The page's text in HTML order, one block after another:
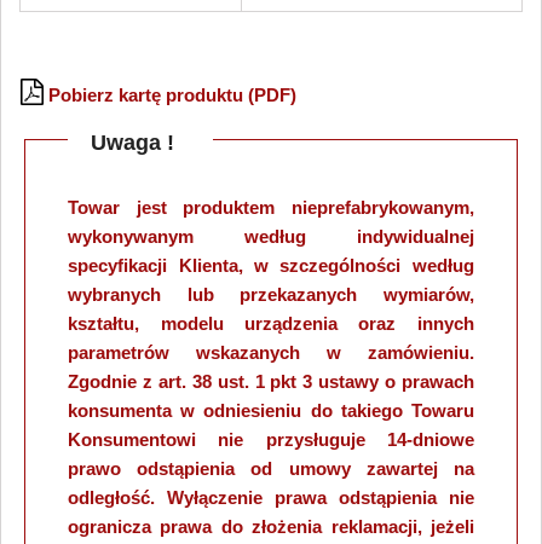
Pobierz kartę produktu (PDF)
Uwaga !
Towar jest produktem nieprefabrykowanym,
wykonywanym według indywidualnej
specyfikacji Klienta, w szczególności według
wybranych lub przekazanych wymiarów,
kształtu, modelu urządzenia oraz innych
parametrów wskazanych w zamówieniu.
Zgodnie z art. 38 ust. 1 pkt 3 ustawy o prawach
konsumenta w odniesieniu do takiego Towaru
Konsumentowi nie przysługuje 14-dniowe
prawo odstąpienia od umowy zawartej na
odległość. Wyłączenie prawa odstąpienia nie
ogranicza prawa do złożenia reklamacji, jeżeli